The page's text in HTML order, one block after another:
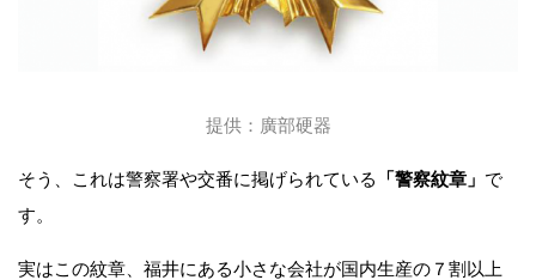
提供：廣部硬器
そう、これは警察署や交番に掲げられている 「警察紋章」 で
す。
実はこの紋章、福井にある小さな会社が国内生産の７割以上